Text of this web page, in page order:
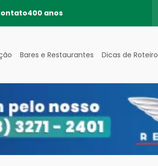
400 anos
Bares e Restaurantes Dicas de Roteiro